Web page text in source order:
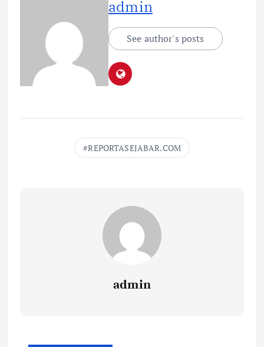
admin
See author's posts
REPORTASEJABAR.COM
admin